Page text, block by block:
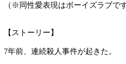
（※同性愛表現はボーイズラブです
【ストーリー】
7年前、連続殺人事件が起きた。